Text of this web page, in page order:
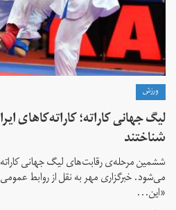
ورزش
لیگ جهانی کاراته؛ کاراته‌کاهای
شناختند
ششمین مرحله‌ی رقابت‌های لیگ جهانی کاراته،
می‌شود. خبرگزاری مهر به نقل از روابط
«این...